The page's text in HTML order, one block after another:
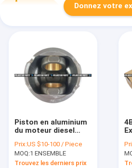
Donnez votre
Piston en aluminium
du moteur diesel
d'Aftermarket Parts
115-4083 de 3126
excavatrices
Prix:US $10-100 / Piece
MOQ:1 ENSEMBLE
Trouvez les derniers prix